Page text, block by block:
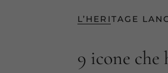
L’HERITAGE
9 icone